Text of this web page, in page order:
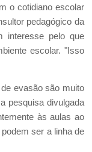
o cotidiano escolar
pedagógico da
interesse pelo que
escolar. "Isso
evasão são muito
pesquisa divulgada
às aulas ao
ser a linha de